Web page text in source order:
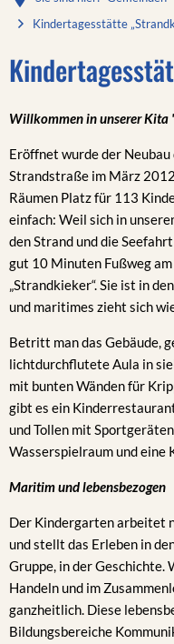
Kindertagesstätte
Willkommen in unserer Kita
Eröffnet wurde der
Strandstraße im März
Räumen Platz für 113
einfach: Weil sich in
den Strand und die
gut 10 Minuten Fußweg
„Strandkieker“. Sie ist in
und maritimes zieht sich
Betritt man das Gebäude,
lichtdurchflutete Aula in
mit bunten Wänden für
gibt es ein
und Tollen mit
Wasserspielraum und eine
Maritim und lebensbezogen
Der Kindergarten arbeitet
und stellt das Erleben in
Gruppe, in der
Handeln und im
ganzheitlich. Diese
Bildungsbereiche